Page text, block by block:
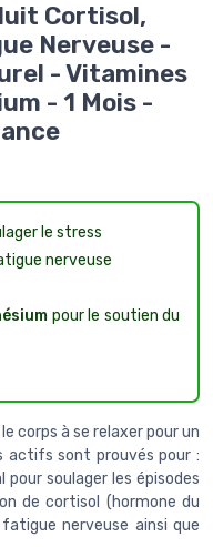
Cortisol,
Nerveuse -
- Vitamines
- 1 Mois -
le stress
nerveuse
pour le soutien du
corps à se relaxer pour un
actifs sont prouvés pour :
soulager les épisodes
de cortisol (hormone du
nerveuse ainsi que